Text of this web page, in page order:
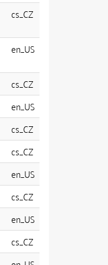
cs_CZ
en_US
cs_CZ
en_US
cs_CZ
cs_CZ
en_US
cs_CZ
en_US
cs_CZ